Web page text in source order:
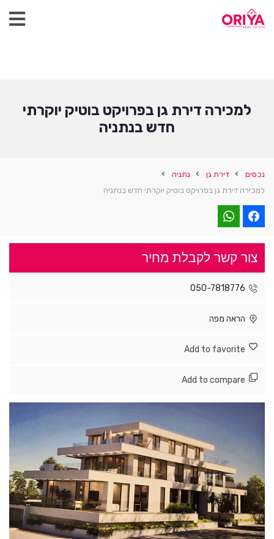
למכירה דירת גן בפרויקט בוטיק יוקרתי
חדש בנתניה
נכסים דירת גן
נתניה
למכירה דירת גן בפרויקט בוטיק יוקרתי חדש בנתניה
צור קשר לקבלת מחיר
050-7818776
הראה מפה
Add to favorite
Add to compare